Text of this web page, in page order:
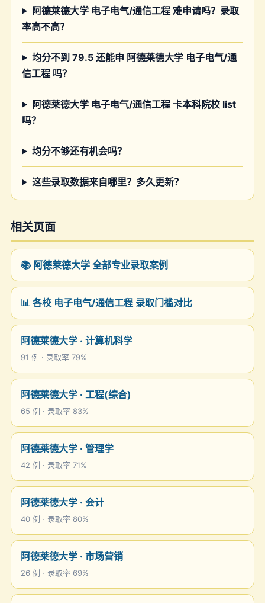
阿德莱德大学 电子电气/通信工程 难申请吗？录取
率高不高？
均分不到 79.5 还能申 阿德莱德大学 电子电气/通
信工程 吗？
阿德莱德大学 电子电气/通信工程 卡本科院校 list
吗？
均分不够还有机会吗？
这些录取数据来自哪里？多久更新？
相关页面
📚 阿德莱德大学 全部专业录取案例
📊 各校 电子电气/通信工程 录取门槛对比
阿德莱德大学 · 计算机科学
91 例 · 录取率 79%
阿德莱德大学 · 工程(综合)
65 例 · 录取率 83%
阿德莱德大学 · 管理学
42 例 · 录取率 71%
阿德莱德大学 · 会计
40 例 · 录取率 80%
阿德莱德大学 · 市场营销
26 例 · 录取率 69%